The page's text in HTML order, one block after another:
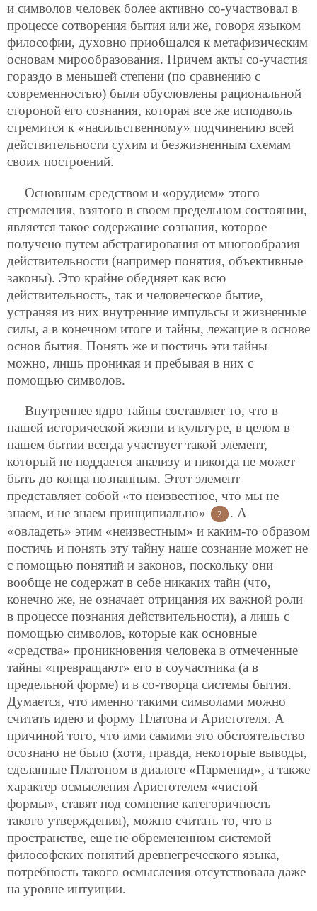
и символов человек более активно со-участвовал в
процессе сотворения бытия или же, говоря языком
философии, духовно приобщался к метафизическим
основам мирообразования. Причем акты со-участия
гораздо в меньшей степени (по сравнению с
современностью) были обусловлены рациональной
стороной его сознания, которая все же исподволь
стремится к «насильственному» подчинению всей
действительности сухим и безжизненным схемам
своих построений.
Основным средством и «орудием» этого
стремления, взятого в своем предельном состоянии,
является такое содержание сознания, которое
получено путем абстрагирования от многообразия
действительности (например понятия, объективные
законы). Это крайне обедняет как всю
действительность, так и человеческое бытие,
устраняя из них внутренние импульсы и жизненные
силы, а в конечном итоге и тайны, лежащие в основе
основ бытия. Понять же и постичь эти тайны
можно, лишь проникая и пребывая в них с
помощью символов.
Внутреннее ядро тайны составляет то, что в
нашей исторической жизни и культуре, в целом в
нашем бытии всегда участвует такой элемент,
который не поддается анализу и никогда не может
быть до конца познанным. Этот элемент
представляет собой «то неизвестное, что мы не
знаем, и не знаем принципиально»
2
. А
«овладеть» этим «неизвестным» и каким-то образом
постичь и понять эту тайну наше сознание может не
с помощью понятий и законов, поскольку они
вообще не содержат в себе никаких тайн (что,
конечно же, не означает отрицания их важной роли
в процессе познания действительности), а лишь с
помощью символов, которые как основные
«средства» проникновения человека в отмеченные
тайны «превращают» его в соучастника (а в
предельной форме) и в со-творца системы бытия.
Думается, что именно такими символами можно
считать идею и форму Платона и Аристотеля. А
причиной того, что ими самими это обстоятельство
осознано не было (хотя, правда, некоторые выводы,
сделанные Платоном в диалоге «Парменид», а также
характер осмысления Аристотелем «чистой
формы», ставят под сомнение категоричность
такого утверждения), можно считать то, что в
пространстве, еще не обремененном системой
философских понятий древнегреческого языка,
потребность такого осмысления отсутствовала даже
на уровне интуиции.